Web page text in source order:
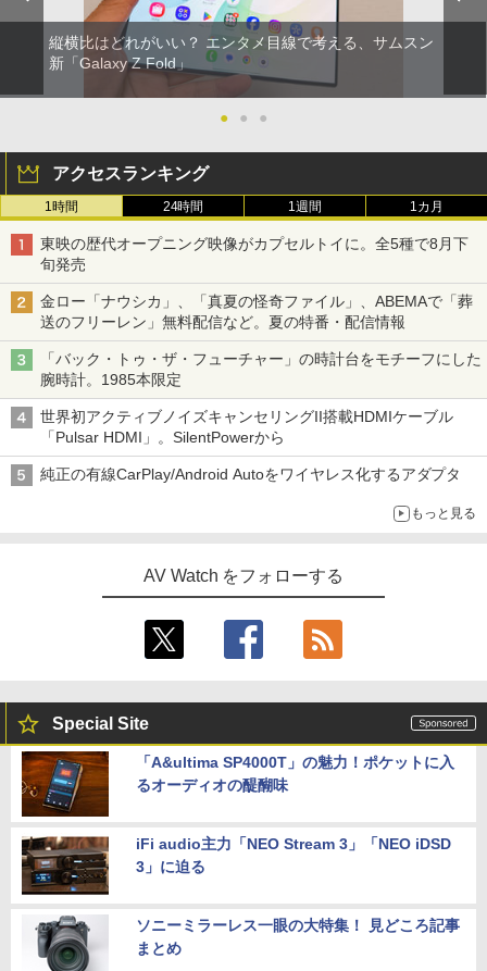
縦横比はどれがいい？ エンタメ目線で考える、サムスン
新「Galaxy Z Fold」
● ● ●
アクセスランキング
1時間 24時間 1週間 1カ月
東映の歴代オープニング映像がカプセルトイに。全5種で8月下
旬発売
金ロー「ナウシカ」、「真夏の怪奇ファイル」、ABEMAで「葬
送のフリーレン」無料配信など。夏の特番・配信情報
「バック・トゥ・ザ・フューチャー」の時計台をモチーフにした
腕時計。1985本限定
世界初アクティブノイズキャンセリングII搭載HDMIケーブル
「Pulsar HDMI」。SilentPowerから
純正の有線CarPlay/Android Autoをワイヤレス化するアダプタ
もっと見る
AV Watch をフォローする
Special Site
「A&ultima SP4000T」の魅力！ポケットに入
るオーディオの醍醐味
iFi audio主力「NEO Stream 3」「NEO iDSD
3」に迫る
ソニーミラーレス一眼の大特集！ 見どころ記事
まとめ